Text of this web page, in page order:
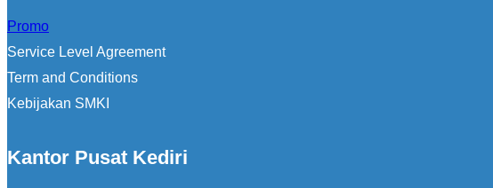
Promo
Service Level Agreement
Term and Conditions
Kebijakan SMKI
Kantor Pusat Kediri